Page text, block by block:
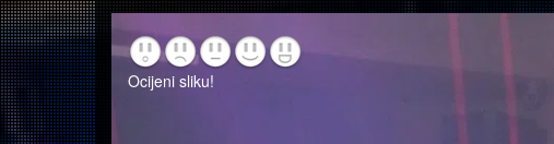
Ocijeni sliku!